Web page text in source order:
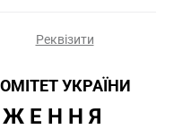
Реквізити
УКРАЇНИ
Ж Е Н Н Я